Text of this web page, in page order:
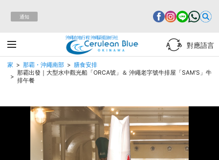
通知
沖繩在地行程 沖繩蔚藍旅行社
對應語言
家 那霸・沖繩南部
膳食安排
那霸出發｜大型水中觀光船「ORCA號」＆ 沖繩老字號牛排屋「SAM’S」牛
排午餐